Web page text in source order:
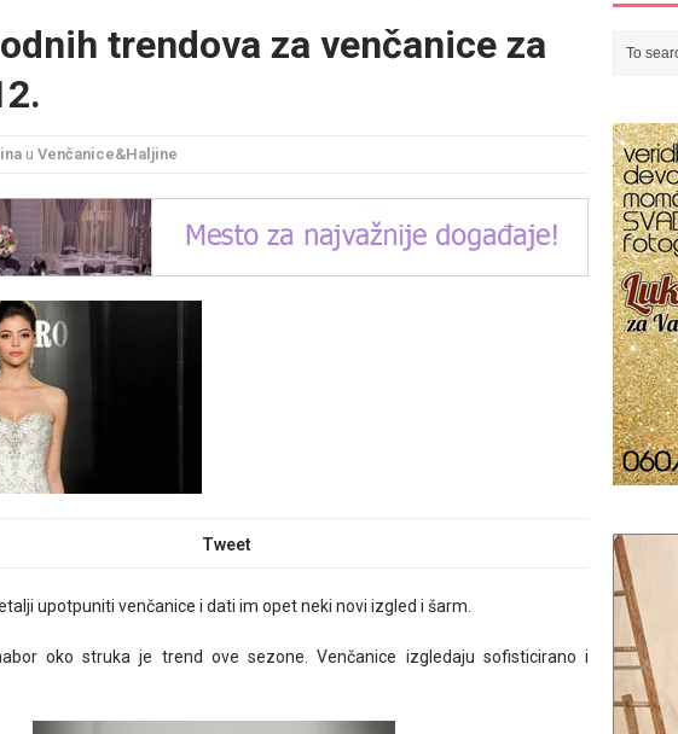
trendova za venčanice za
u Venčanice&Haljine
Tweet
upotpuniti venčanice i dati im opet neki novi izgled i šarm.
oko struka je trend ove sezone. Venčanice izgledaju sofisticirano i